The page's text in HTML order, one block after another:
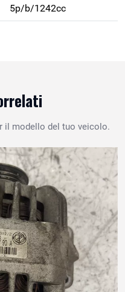
5p/b/1242cc
il modello del tuo veicolo.